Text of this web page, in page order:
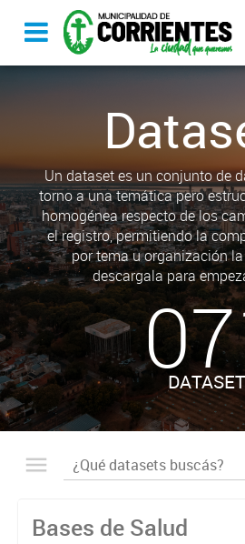
Un dataset es un conjunto de
torno a una temática pero
homogénea respecto de los
el registro, permitiendo la
por tema u organización
descargala para
Bases de Salud